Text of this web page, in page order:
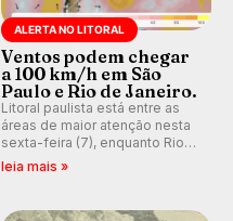
ALERTA NO LITORAL
Ventos podem chegar
a 100 km/h em São
Paulo e Rio de Janeiro.
Litoral paulista está entre as
áreas de maior atenção nesta
sexta-feira (7), enquanto Rio
de Janeiro também recebe
km/h em Itanhaém.
leia mais »